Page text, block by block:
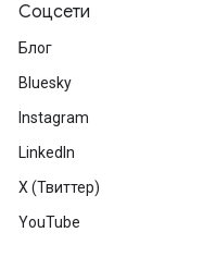
Соцсети
Блог
Bluesky
Instagram
LinkedIn
X (Твиттер)
YouTube